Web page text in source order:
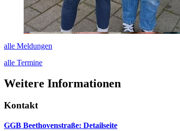
alle Meldungen
alle Termine
Weitere Informationen
Kontakt
GGB Beethovenstraße: Detailseite